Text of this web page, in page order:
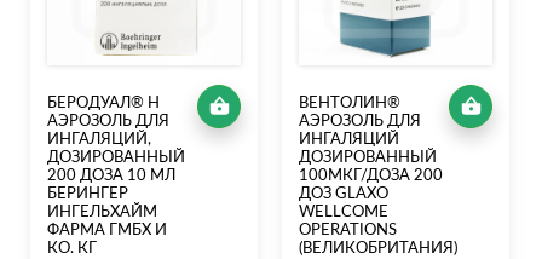
БЕРОДУАЛ® Н
АЭРОЗОЛЬ ДЛЯ
ИНГАЛЯЦИЙ,
ДОЗИРОВАННЫЙ
200 ДОЗА 10 МЛ
БЕРИНГЕР
ИНГЕЛЬХАЙМ
ФАРМА ГМБХ И
КО. КГ
ВЕНТОЛИН®
АЭРОЗОЛЬ ДЛЯ
ИНГАЛЯЦИЙ
ДОЗИРОВАННЫЙ
100МКГ/ДОЗА 200
ДОЗ GLAXO
WELLCOME
OPERATIONS
(ВЕЛИКОБРИТАНИЯ)